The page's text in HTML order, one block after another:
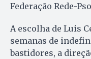
Federação Rede-
A escolha de Luis
semanas de
bastidores, a